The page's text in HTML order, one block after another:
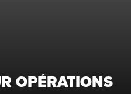
OPÉRATIONS